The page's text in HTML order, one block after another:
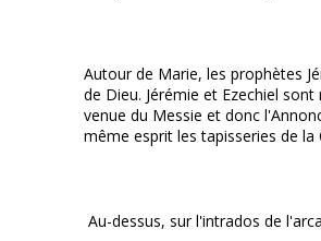
Autour de Marie, les prophètes
de Dieu. Jérémie et Ezechiel
venue du Messie et donc
même esprit les tapisseries de
Au-dessus, sur l'intrados de